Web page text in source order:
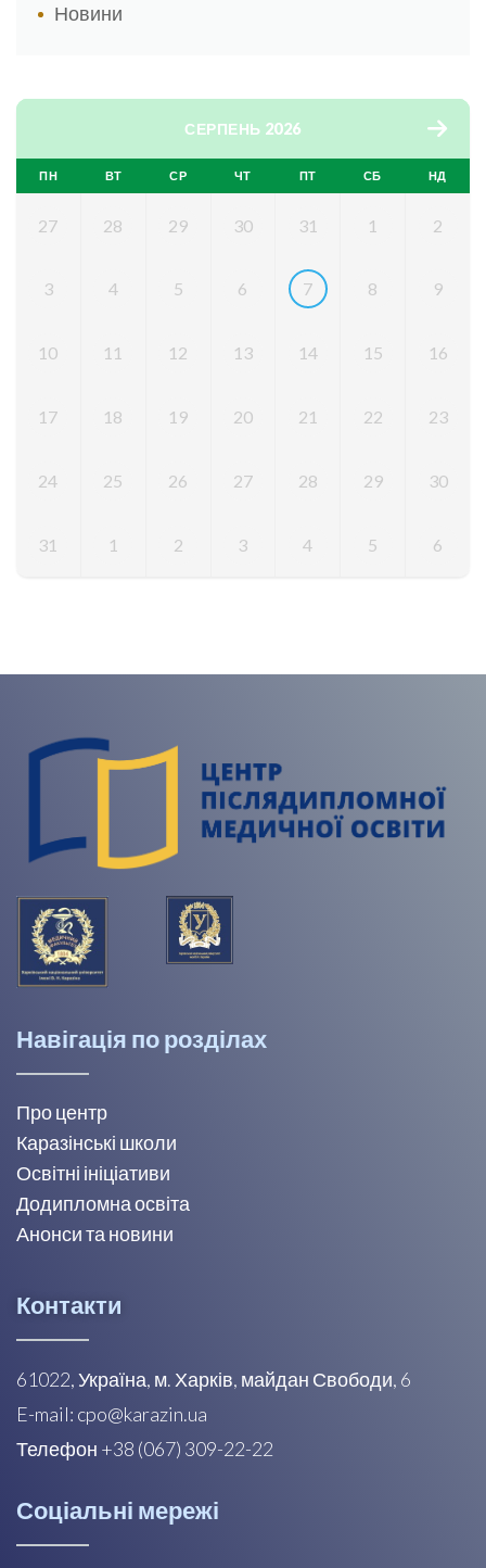
Новини
СЕРПЕНЬ 2026
ПН ВТ СР ЧТ ПТ СБ НД
27 28 29 30 31 1 2
3 4 5 6 7 8 9
10 11 12 13 14 15 16
17 18 19 20 21 22 23
24 25 26 27 28 29 30
31 1 2 3 4 5 6
Навігація по розділах
Про центр
Каразінські школи
Освітні ініціативи
Додипломна освіта
Анонси та новини
Контакти
61022, Україна, м. Харків, майдан Свободи, 6
E-mail: cpo@karazin.ua
Телефон +38 (067) 309-22-22
Соціальні мережі